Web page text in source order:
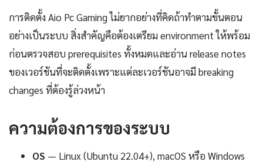
การติดตั้ง Aio Pc Gaming ไม่ยากอย่างที่คิดถ้าทำตามขั้นตอน
อย่างเป็นระบบ สิ่งสำคัญคือต้องเตรียม environment ให้พร้อม
ก่อนตรวจสอบ prerequisites ทั้งหมดและอ่าน release notes
ของเวอร์ชันที่จะติดตั้งเพราะแต่ละเวอร์ชันอาจมี breaking
changes ที่ต้องรู้ล่วงหน้า
ความต้องการของระบบ
OS — Linux (Ubuntu 22.04+), macOS หรือ Windows